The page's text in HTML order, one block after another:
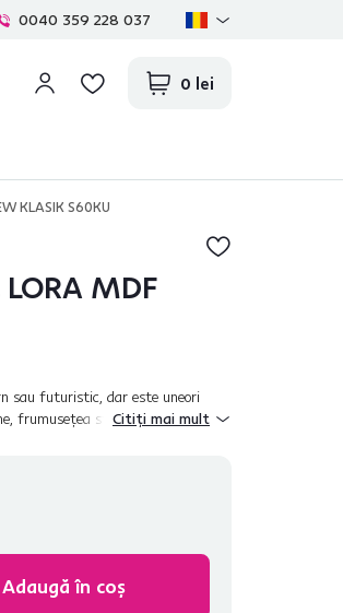
0040 359 228 037
0 lei
KLASIK S60KU
MDF
sau futuristic, dar este uneori
frumuseţea stă în simplitate. De
Citiți mai mult
Adaugă în coș